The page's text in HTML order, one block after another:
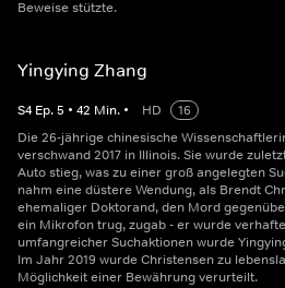
Beweise stützte.
Yingying Zhang
S4 Ep.5 • 42 Min. • HD
16
Die 26-jährige chinesische
verschwand 2017 in Illinois. Sie wurde
Auto stieg, was zu einer groß angelegten
nahm eine düstere Wendung, als Brendt
ehemaliger Doktorand, den Mord
ein Mikrofon trug, zugab - er wurde
umfangreicher Suchaktionen wurde
Im Jahr 2019 wurde Christensen zu
Möglichkeit einer Bewährung verurteilt.